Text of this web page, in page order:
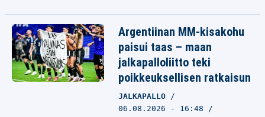
Argentiinan MM-kisakohu
paisui taas – maan
jalkapalloliitto teki
poikkeuksellisen ratkaisun
JALKAPALLO
06.08.2026 - 16:48